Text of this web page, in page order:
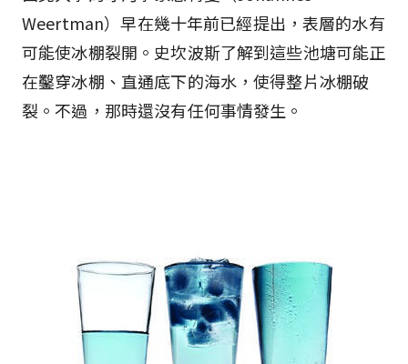
Weertman）早在幾十年前已經提出，表層的水有
可能使冰棚裂開。史坎波斯了解到這些池塘可能正
在鑿穿冰棚、直通底下的海水，使得整片冰棚破
裂。不過，那時還沒有任何事情發生。